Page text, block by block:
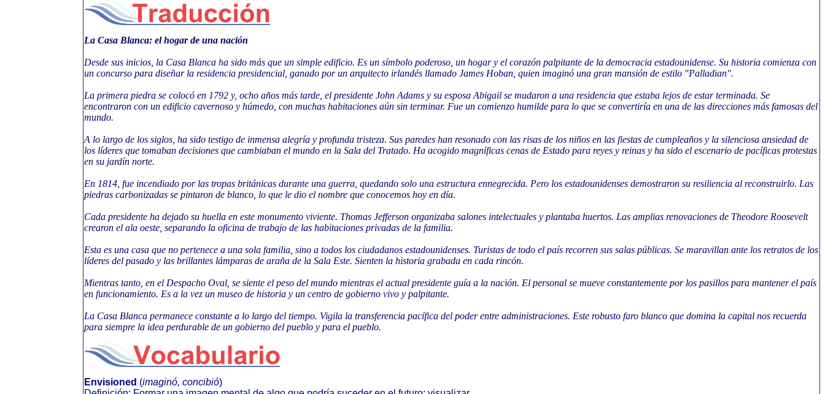
La Casa Blanca: el hogar de una nación
Desde sus inicios, la Casa Blanca ha sido más que un simple edificio. Es un símbolo poderoso, un hogar y el corazón palpitante de la democracia estadounidense. Su historia comienza con
un concurso para diseñar la residencia presidencial, ganado por un arquitecto irlandés llamado James Hoban, quien imaginó una gran mansión de estilo "Palladian".
La primera piedra se colocó en 1792 y, ocho años más tarde, el presidente John Adams y su esposa Abigail se mudaron a una residencia que estaba lejos de estar terminada. Se
encontraron con un edificio cavernoso y húmedo, con muchas habitaciones aún sin terminar. Fue un comienzo humilde para lo que se convertiría en una de las direcciones más famosas del
mundo.
A lo largo de los siglos, ha sido testigo de inmensa alegría y profunda tristeza. Sus paredes han resonado con las risas de los niños en las fiestas de cumpleaños y la silenciosa ansiedad de
los líderes que tomaban decisiones que cambiaban el mundo en la Sala del Tratado. Ha acogido magníficas cenas de Estado para reyes y reinas y ha sido el escenario de pacíficas protestas
en su jardín norte.
En 1814, fue incendiado por las tropas británicas durante una guerra, quedando solo una estructura ennegrecida. Pero los estadounidenses demostraron su resiliencia al reconstruirlo. Las
piedras carbonizadas se pintaron de blanco, lo que le dio el nombre que conocemos hoy en día.
Cada presidente ha dejado su huella en este monumento viviente. Thomas Jefferson organizaba salones intelectuales y plantaba huertos. Las amplias renovaciones de Theodore Roosevelt
crearon el ala oeste, separando la oficina de trabajo de las habitaciones privadas de la familia.
Esta es una casa que no pertenece a una sola familia, sino a todos los ciudadanos estadounidenses. Turistas de todo el país recorren sus salas públicas. Se maravillan ante los retratos de los
líderes del pasado y las brillantes lámparas de araña de la Sala Este. Sienten la historia grabada en cada rincón.
Mientras tanto, en el Despacho Oval, se siente el peso del mundo mientras el actual presidente guía a la nación. El personal se mueve constantemente por los pasillos para mantener el país
en funcionamiento. Es a la vez un museo de historia y un centro de gobierno vivo y palpitante.
La Casa Blanca permanece constante a lo largo del tiempo. Vigila la transferencia pacífica del poder entre administraciones. Este robusto faro blanco que domina la capital nos recuerda
para siempre la idea perdurable de un gobierno del pueblo y para el pueblo.
Envisioned (imaginó, concibió)